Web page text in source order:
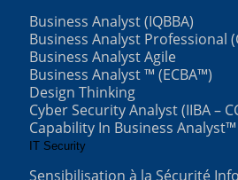
Business Analyst (IQBBA)
Business Analyst Professional
Business Analyst Agile
Business Analyst ™ (ECBA™)
Design Thinking
Cyber Security Analyst (IIBA –
Capability In Business Analyst™
IT Security
Sensibilisation à la Sécurité